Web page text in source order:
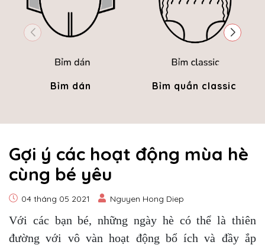
Bỉm dán Bỉm quần classic
Gợi ý các hoạt động mùa hè
cùng bé yêu
04 tháng 05 2021 Nguyen Hong Diep
Với các bạn bé, những ngày hè có thể là thiên
đường với vô vàn hoạt động bổ ích và đầy ắp